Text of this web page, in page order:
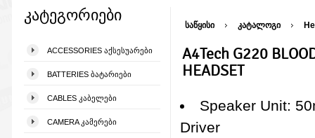
კატეგორიები
ACCESSORIES ᲐᲥᲡᲔᲡᲣᲐᲠᲔᲑᲘ
BATTERIES ᲑᲐᲢᲐᲠᲘᲔᲑᲘ
CABLES ᲙᲐᲑᲔᲚᲔᲑᲘ
CAMERA ᲙᲐᲛᲔᲠᲔᲑᲘ
საწყისი კატალოგი
A4Tech G220
HEADSET
Speaker Unit:
Driver